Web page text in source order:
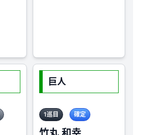
巨人
1巡目 確定